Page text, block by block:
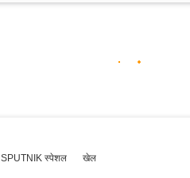
SPUTNIK स्पेशल खेल